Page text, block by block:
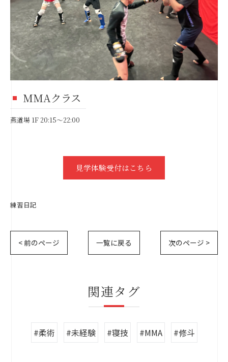
MMAクラス
燕道場 1F 20:15～22:00
見学体験受付はこちら
練習日記
< 前のページ 一覧に戻る 次のページ >
関連タグ
#柔術 #未経験 #寝技 #MMA #修斗